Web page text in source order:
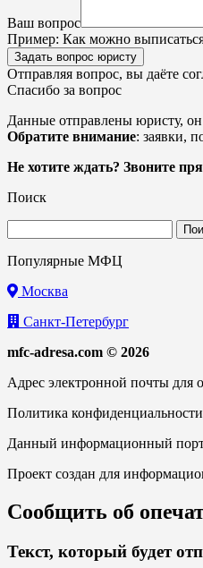
Ваш вопрос
Пример: Как можно
Задать вопрос юристу
Отправляя вопрос, вы даёте
Спасибо за вопрос
Данные отправлены юристу,
Обратите внимание: заявки,
Не хотите ждать? Звоните
Поиск
Популярные МФЦ
Москва
Санкт-Петербург
mfc-adresa.com © 2026
Адрес электронной почты для
Политика конфиденциальности
Данный информационный
Проект создан для
Сообщить об
Текст, который будет